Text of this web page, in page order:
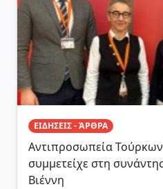
ΕΙΔΗΣΕΙΣ - ΆΡΘΡΑ
Αντιπροσωπεία
συμμετείχε στη
Βιέννη